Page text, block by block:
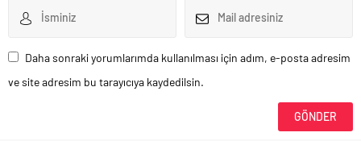
Daha sonraki yorumlarımda kullanılması için adım, e-posta adresim
ve site adresim bu tarayıcıya kaydedilsin.